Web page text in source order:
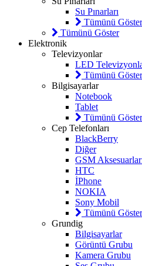
Su Pınarları
Tümünü Göster
Tümünü Göster
Elektronik
Televizyonlar
LED
Tümünü Göster
Bilgisayarlar
Notebook
Tablet
Tümünü Göster
Cep Telefonları
BlackBerry
Diğer
GSM
HTC
İPhone
NOKIA
Sony Mobil
Tümünü Göster
Grundig
Bilgisayarlar
Görüntü Grubu
Kamera Grubu